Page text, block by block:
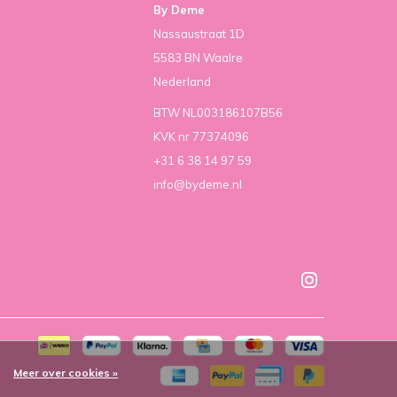
By Deme
Nassaustraat 1D
5583 BN Waalre
Nederland
BTW NL003186107B56
KVK nr 77374096
+31 6 38 14 97 59
info@bydeme.nl
Meer over cookies »